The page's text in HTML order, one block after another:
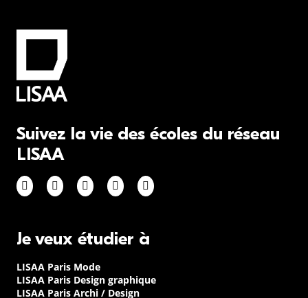
Suivez la vie des écoles du réseau
LISAA
Je veux étudier à
LISAA Paris Mode
LISAA Paris Design graphique
LISAA Paris Archi / Design